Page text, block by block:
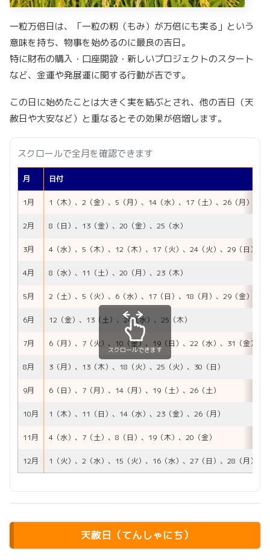
一粒万倍日は、「一粒の籾（もみ）が万倍にも実る」という
意味を持ち、物事を始めるのに最良の吉日。
特に財布の購入・口座開設・新しいプロジェクトのスタート
など、金運や発展運に関する行動が吉です。
この日に始めたことは大きく実を結ぶとされ、他の吉日（天
赦日や大安など）と重なるとその効果が倍増します。
スクロールで全月を確認できます
月 日付
1月 1（木）、2（金）、5（月）、14（水）、17（土）、26（月）、
2月 8（日）、13（金）、20（金）、25（水）
3月 4（水）、5（木）、12（木）、17（火）、24（火）、29（日）
4月 8（水）、11（土）、20（月）、23（木）
5月 2（土）、5（火）、6（水）、17（日）、18（月）、29（金）、
6月 12（金）、13（土）、24（水）、25（木）
7月 6（月）、7（火）、10（金）、19（日）、22（水）、31（金）
8月 3（月）、13（木）、18（火）、25（火）、30（日）
9月 6（日）、7（月）、14（月）、19（土）、26（土）
10月 1（木）、11（日）、14（水）、23（金）、26（月）
11月 4（水）、7（土）、8（日）、19（木）、20（金）
12月 1（火）、2（水）、15（火）、16（水）、27（日）、28（月）
スクロールできます
天赦日（てんしゃにち）